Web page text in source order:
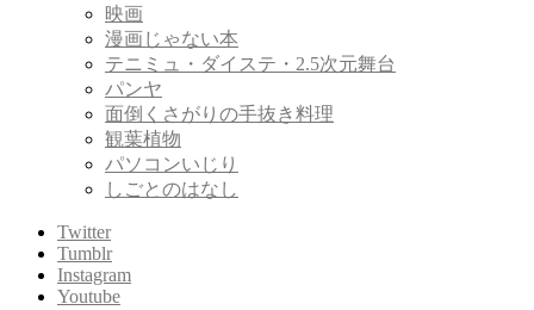
映画
漫画じゃない本
テニミュ・ダイステ・2.5次元舞台
パンヤ
面倒くさがりの手抜き料理
観葉植物
パソコンいじり
しごとのはなし
Twitter
Tumblr
Instagram
Youtube